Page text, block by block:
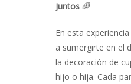
Juntos 🌈
En esta
a sumergirte en el
la decoración de
hijo o hija. Cada